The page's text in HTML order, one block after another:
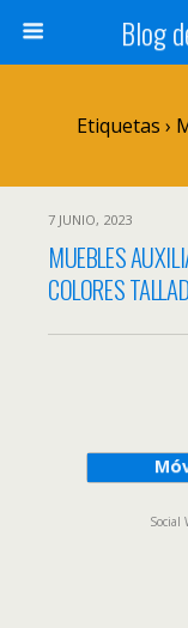
Blog
Etiquetas ›
7 JUNIO, 2023
MUEBLES
COLORES
Social